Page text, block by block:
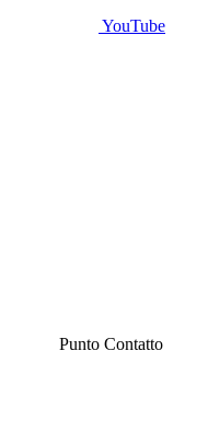
YouTube
Punto Contatto